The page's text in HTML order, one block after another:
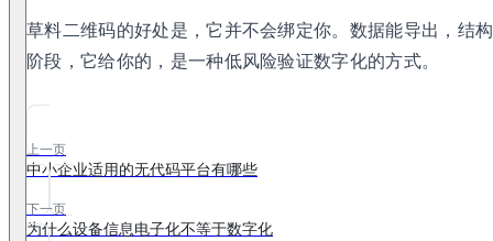
草料二维码的好处是，它并不会绑定你。数据能导出，结
阶段，它给你的，是一种低风险验证数字化的方式。
上一页
中小企业适用的无代码平台有哪些
下一页
为什么设备信息电子化不等于数字化